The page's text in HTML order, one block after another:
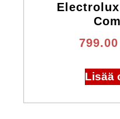
Electrolux
799.00
Lisää